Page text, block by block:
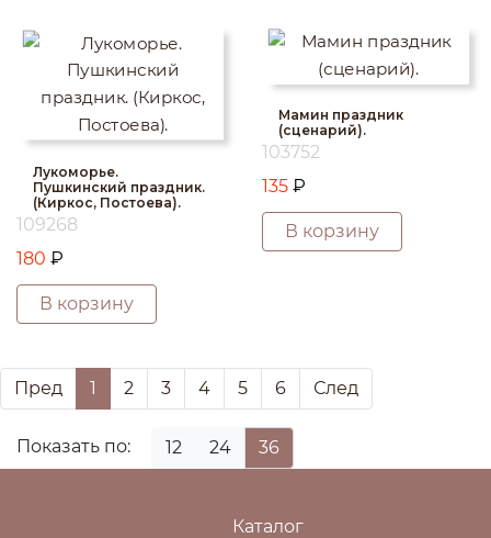
Лукоморье.
Пушкинский праздник.
(Киркос, Постоева).
109268
180 ₽
В корзину
Мамин праздник
(сценарий).
103752
135 ₽
В корзину
Пред 1 2 3 4 5 6 След
Показать по: 12 24 36
Каталог